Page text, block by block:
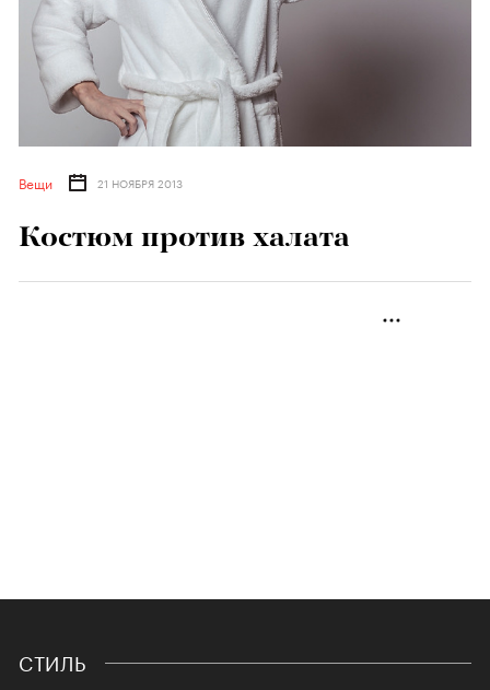
Вещи 21 НОЯБРЯ 2013
Костюм против халата
СТИЛЬ